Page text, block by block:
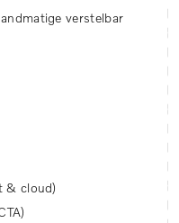
verstelbar
& cloud)